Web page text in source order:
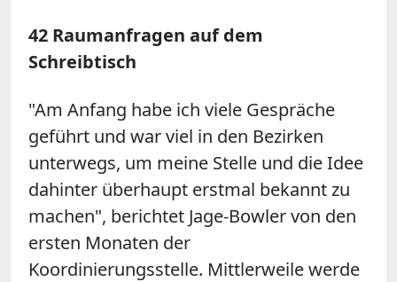
42 Raumanfragen auf dem
Schreibtisch
"Am Anfang habe ich viele Gespräche
geführt und war viel in den Bezirken
unterwegs, um meine Stelle und die Idee
dahinter überhaupt erstmal bekannt zu
machen", berichtet Jage-Bowler von den
ersten Monaten der
Koordinierungsstelle. Mittlerweile werde